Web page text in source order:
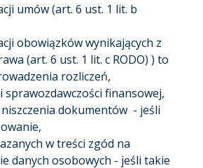
umów (art. 6 ust. 1 lit. b
obowiązków wynikających z
(art. 6 ust. 1 lit. c RODO) ) to
rozliczeń,
sprawozdawczości finansowej,
dokumentów - jeśli
w treści zgód na
danych osobowych - jeśli takie